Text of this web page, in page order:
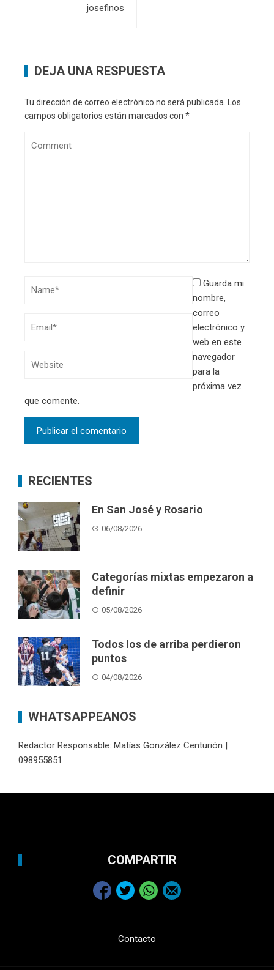
josefinos
DEJA UNA RESPUESTA
Tu dirección de correo electrónico no será publicada.
Los
campos obligatorios están marcados con *
Guarda mi
nombre,
correo
electrónico y
web en este
navegador
para la
próxima vez
que comente.
RECIENTES
En San José y Rosario
06/08/2026
Categorías mixtas empezaron a
definir
05/08/2026
Todos los de arriba perdieron
puntos
04/08/2026
WHATSAPPEANOS
Redactor Responsable: Matías González Centurión |
098955851
COMPARTIR
Contacto